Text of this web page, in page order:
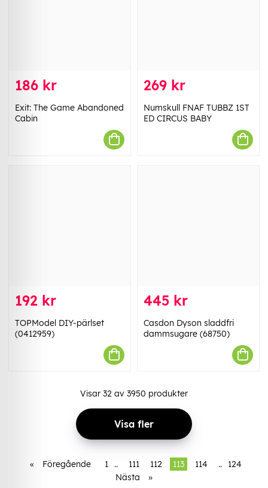
186 kr
Exit: The Game Abandoned
Cabin
269 kr
Numskull FNAF TUBBZ 1ST
ED CIRCUS BABY
192 kr
TOPModel DIY-pärlset
(0412959)
445 kr
Casdon Dyson sladdfri
dammsugare (68750)
Visar 32 av 3950 produkter
Visa fler
« Föregående 1 .. 111 112 113 114 ..
124
Nästa
»